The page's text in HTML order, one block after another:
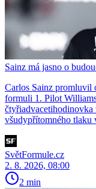
Sainz má jasno o
Carlos Sainz promluvil
formuli 1. Pilot
čtyřiadvacetihodinovka
všudypřítomného tlaku
SvětFormule.cz
2. 8. 2026, 08:00
2 min